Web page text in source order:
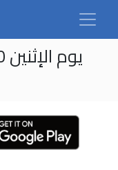
يوم الإثنين 10 ذو القعدة 1447 هـ